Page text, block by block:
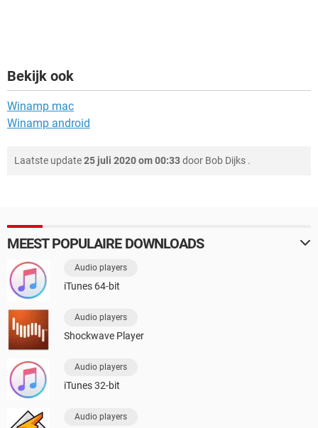
Bekijk ook
Winamp mac
Winamp android
Laatste update25 juli 2020 om 00:33door Bob Dijks .
MEEST POPULAIRE DOWNLOADS
Audio players
iTunes 64-bit
Audio players
Shockwave Player
Audio players
iTunes 32-bit
Audio players